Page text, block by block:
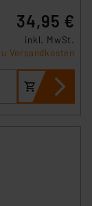
34,95 €
inkl. MwSt.
Versandkosten